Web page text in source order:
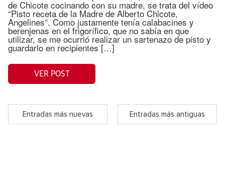
de Chicote cocinando con su madre, se trata del vídeo
“Pisto receta de la Madre de Alberto Chicote,
Angelines”. Como justamente tenía calabacines y
berenjenas en el frigorífico, que no sabía en que
utilizar, se me ocurrió realizar un sartenazo de pisto y
guardarlo en recipientes […]
VER POST
Entradas más nuevas Entradas más antiguas